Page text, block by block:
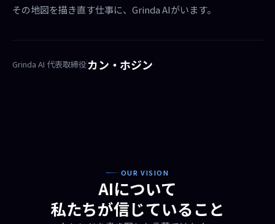
その地図を描き直す仕事に、Grinda AIがいます。
Grinda AI 代表取締役カン・ホジン
OUR VISION
AIについて
私たちが信じていること